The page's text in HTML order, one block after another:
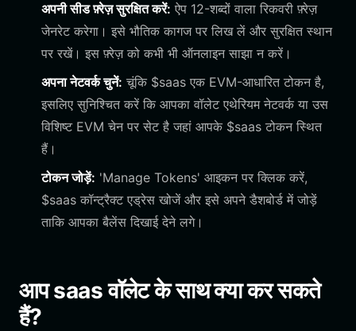
अपनी सीड फ़्रेज़ सुरक्षित करें: ऐप 12-शब्दों वाला रिकवरी फ़्रेज़
जेनरेट करेगा। इसे भौतिक कागज पर लिख लें और सुरक्षित स्थान
पर रखें। इस फ़्रेज़ को कभी भी ऑनलाइन साझा न करें।
अपना नेटवर्क चुनें: चूंकि $saas एक EVM-आधारित टोकन है,
इसलिए सुनिश्चित करें कि आपका वॉलेट एथेरियम नेटवर्क या उस
विशिष्ट EVM चेन पर सेट है जहां आपके $saas टोकन स्थित
हैं।
टोकन जोड़ें: 'Manage Tokens' आइकन पर क्लिक करें,
$saas कॉन्ट्रैक्ट एड्रेस खोजें और इसे अपने डैशबोर्ड में जोड़ें
ताकि आपका बैलेंस दिखाई देने लगे।
आप saas वॉलेट के साथ क्या कर सकते
हैं?